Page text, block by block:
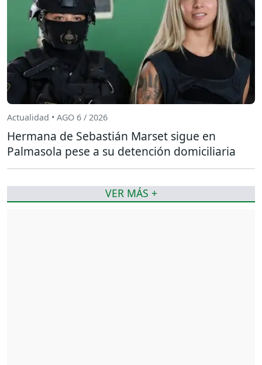
Actualidad • AGO 6 / 2026
Hermana de Sebastián Marset sigue en
Palmasola pese a su detención domiciliaria
VER MÁS +